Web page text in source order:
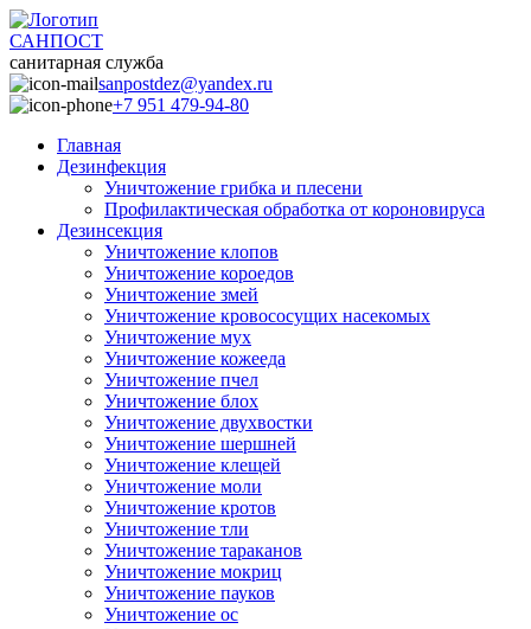
САНПОСТ
санитарная служба
sanpostdez@yandex.ru
+7 951 479-94-80
Главная
Дезинфекция
Уничтожение грибка и плесени
Профилактическая обработка от короновируса
Дезинсекция
Уничтожение клопов
Уничтожение короедов
Уничтожение змей
Уничтожение кровососущих насекомых
Уничтожение мух
Уничтожение кожееда
Уничтожение пчел
Уничтожение блох
Уничтожение двухвостки
Уничтожение шершней
Уничтожение клещей
Уничтожение моли
Уничтожение кротов
Уничтожение тли
Уничтожение тараканов
Уничтожение мокриц
Уничтожение пауков
Уничтожение ос